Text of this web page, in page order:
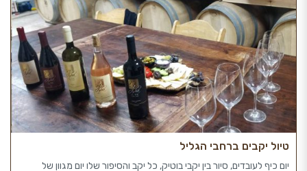
טיול יקבים ברחבי הגליל
יום כיף לעובדים, סיור בין יקבי בוטיק, כל יקב והסיפור שלו יום מגוון של